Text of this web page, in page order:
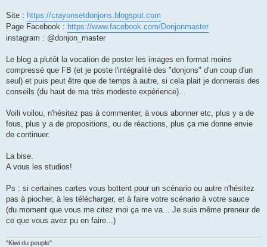
Site : https://crayonsetdonjons.blogspot.com
Page Facebook : https://www.facebook.com/Donjonmaster
instagram : @donjon_master
Le blog a plutôt la vocation de poster les images en format moins
compressé que FB (et je poste l'intégralité des "donjons" d'un coup d'un
seul) et puis peut être que de temps à autre, si cela plait je donnerais des
conseils (du haut de ma très modeste expérience)...
Voili voilou, n'hésitez pas à commenter, à vous abonner etc, plus y a de
fous, plus y a de propositions, ou de réactions, plus ça me donne envie
de continuer.
La bise.
A vous les studios!
Ps : si certaines cartes vous bottent pour un scénario ou autre n'hésitez
pas à piocher, à les télécharger, et à faire votre scénario à votre sauce
(du moment que vous me citez moi ça me va... Je suis même preneur de
ce que vous avez pu en faire...)
"Kiwi du peuple"